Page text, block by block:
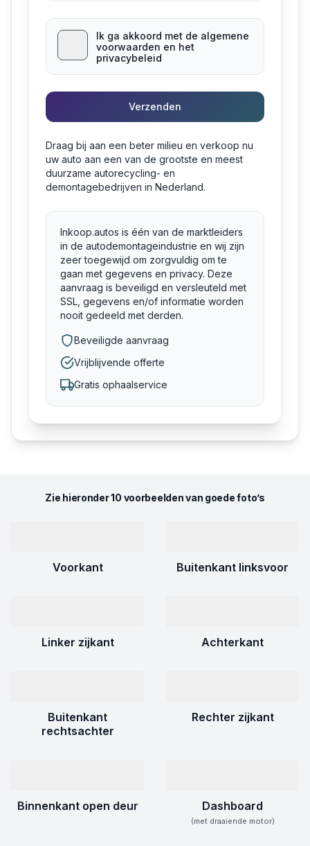
Ik ga akkoord met de algemene
voorwaarden en het
privacybeleid
Verzenden
Draag bij aan een beter milieu en verkoop nu
uw auto aan een van de grootste en meest
duurzame autorecycling- en
demontagebedrijven in Nederland.
Inkoop.autos is één van de marktleiders
in de autodemontageindustrie en wij zijn
zeer toegewijd om zorgvuldig om te
gaan met gegevens en privacy. Deze
aanvraag is beveiligd en versleuteld met
SSL, gegevens en/of informatie worden
nooit gedeeld met derden.
Beveiligde aanvraag
Vrijblijvende offerte
Gratis ophaalservice
Zie hieronder 10 voorbeelden van goede foto’s
Voorkant Buitenkant linksvoor
Linker zijkant Achterkant
Buitenkant
rechtsachter
Rechter zijkant
Binnenkant open deur Dashboard
(met draaiende motor)